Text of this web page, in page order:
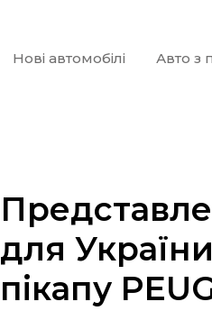
Нові автомобілі Авто з
для
пікапу